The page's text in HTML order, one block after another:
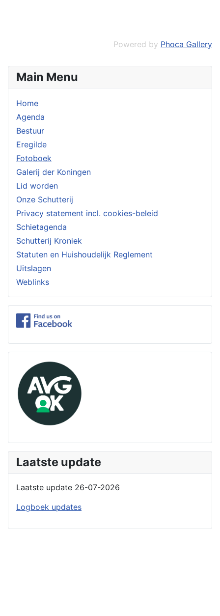
Main Menu
Home
Agenda
Bestuur
Eregilde
Fotoboek
Galerij der Koningen
Lid worden
Onze Schutterij
Privacy statement incl. cookies-beleid
Schietagenda
Schutterij Kroniek
Statuten en Huishoudelijk Reglement
Uitslagen
Weblinks
Laatste update
Laatste update 26-07-2026
Logboek updates
Powered by Phoca Gallery